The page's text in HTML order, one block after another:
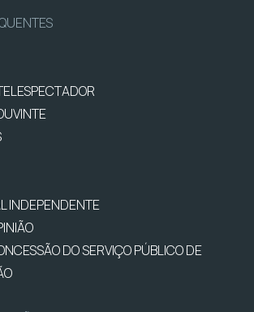
INDEPENDENTE
DO SERVIÇO PÚBLICO DE